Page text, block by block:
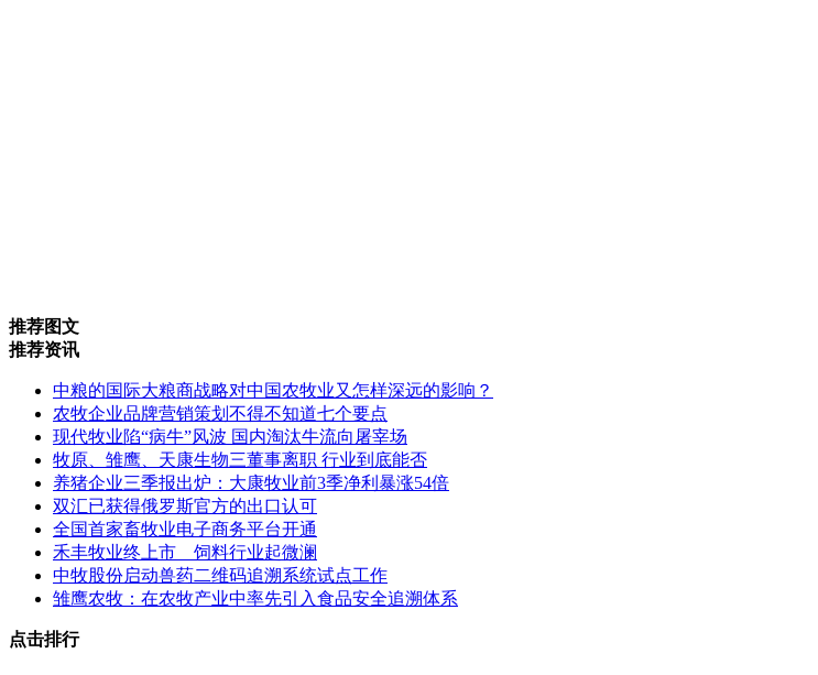
推荐图文
推荐资讯
中粮的国际大粮商战略对中国农牧业又怎样深远的影响？
农牧企业品牌营销策划不得不知道七个要点
现代牧业陷“病牛”风波 国内淘汰牛流向屠宰场
牧原、雏鹰、天康生物三董事离职 行业到底能否
养猪企业三季报出炉：大康牧业前3季净利暴涨54倍
双汇已获得俄罗斯官方的出口认可
全国首家畜牧业电子商务平台开通
禾丰牧业终上市 饲料行业起微澜
中牧股份启动兽药二维码追溯系统试点工作
雏鹰农牧：在农牧产业中率先引入食品安全追溯体系
点击排行